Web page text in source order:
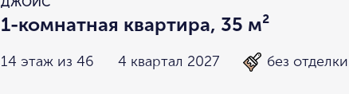
1-комнатная квартира, 35 м²
14 этаж из 46 4 квартал 2027 без отделки